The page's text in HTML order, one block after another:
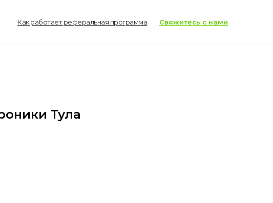
Как работает реферальная программа Свяжитесь с нами
Тула